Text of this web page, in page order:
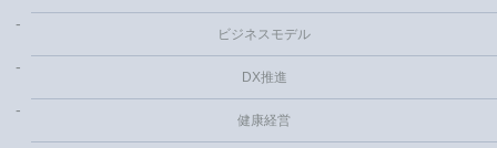
ビジネスモデル
DX推進
健康経営